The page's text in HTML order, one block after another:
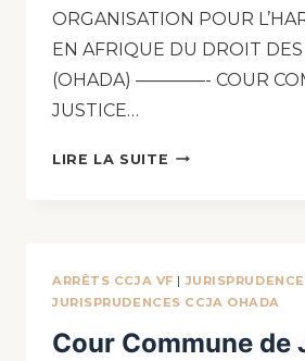
ORGANISATION POUR
EN AFRIQUE DU DROIT DES
(OHADA) ————- COUR
JUSTICE…
LIRE LA SUITE
ARRÊTS CCJA VF |JURISPRUDENCE
JURISPRUDENCES CCJA OHADA
Cour Commune de